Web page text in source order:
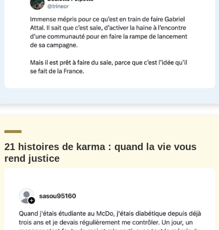
21 histoires de karma : quand la vie vous
rend justice